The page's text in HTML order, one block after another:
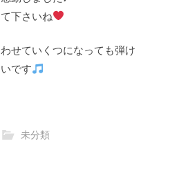
下さいね
せていくつになっても弾け
です
未分類